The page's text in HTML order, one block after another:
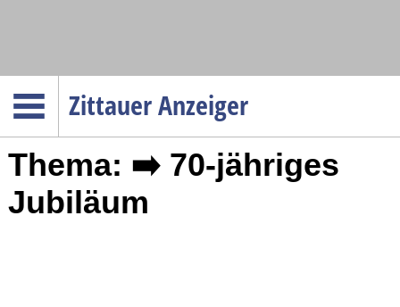
Zittauer Anzeiger
Menüpunkte
Startseite
Gesellschaft
Thema: ➡️ 70-jähriges
Jubiläum